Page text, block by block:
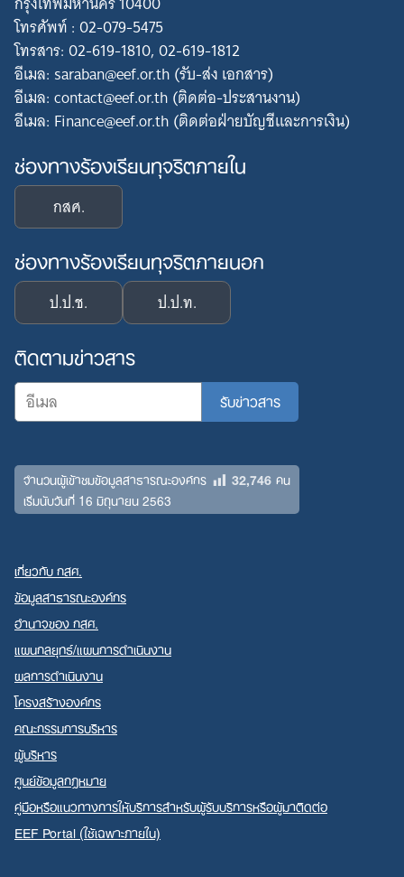
โทรศัพท์ : 02-079-5475
โทรสาร: 02-619-1810, 02-619-1812
อีเมล: saraban@eef.or.th (รับ-ส่ง เอกสาร)
อีเมล: contact@eef.or.th (ติดต่อ-ประสานงาน)
อีเมล: Finance@eef.or.th (ติดต่อฝ่ายบัญชีและการเงิน)
ช่องทางร้องเรียนทุจริตภายใน
กสศ.
ช่องทางร้องเรียนทุจริตภายนอก
ป.ป.ช. ป.ป.ท.
ติดตามข่าวสาร
จำนวนผู้เข้าชมข้อมูลสาธารณะองค์กร 32,746คน
เริ่มนับวันที่ 16 มิถุนายน 2563
เกี่ยวกับ กสศ.
ข้อมูลสาธารณะองค์กร
อำนาจของ กสศ.
แผนกลยุทธ์/แผนการดำเนินงาน
ผลการดำเนินงาน
โครงสร้างองค์กร
คณะกรรมการบริหาร
ผู้บริหาร
ศูนย์ข้อมูลกฎหมาย
คู่มือหรือแนวทางการให้บริการสำหรับผู้รับบริการหรือผู้มาติดต่อ
EEF Portal (ใช้เฉพาะภายใน)